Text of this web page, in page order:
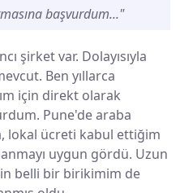
başvurdum..."
şirket var. Dolayısıyla
Ben yıllarca
için direkt olarak
Pune'de araba
lokal ücreti kabul ettiğim
uygun gördü. Uzun
belli bir birikimim de